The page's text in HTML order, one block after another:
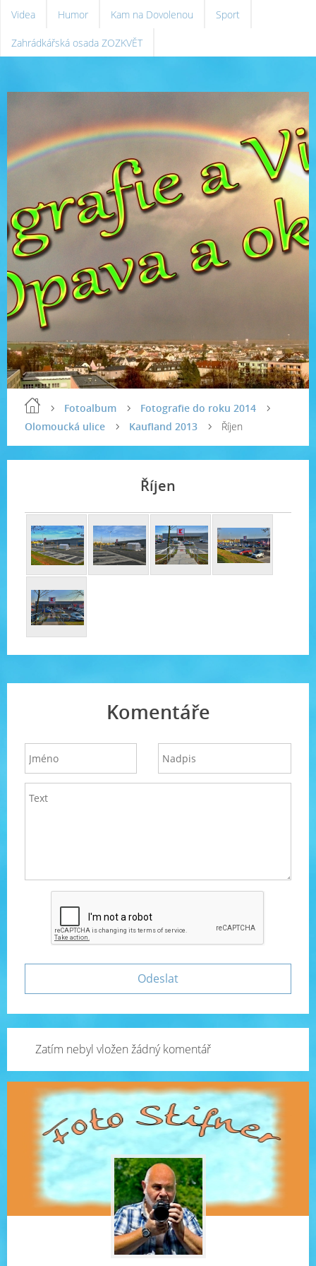
Videa Humor Kam na Dovolenou Sport
Zahrádkářská osada ZOZKVĚT
Fotoalbum
Fotografie do roku 2014
Olomoucká ulice
Kaufland 2013 Říjen
Říjen
Komentáře
Zatím nebyl vložen žádný komentář